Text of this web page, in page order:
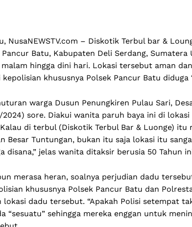
NusaNEWSTV.com – Diskotik Terbul bar &
Pancur Batu, Kabupaten Deli Serdang,
hingga dini hari. Lokasi tersebut aman
khususnya Polsek Pancur Batu diduga
warga Dusun Penungkiren Pulau Sari,
2024) sore. Diakui wanita paruh baya ini di
di terbul (Diskotik Terbul Bar & Luonge)
Besar Tuntungan, bukan itu saja lokasi itu
disana,” jelas wanita ditaksir berusia 50 Tahun
merasa heran, soalnya perjudian dadu
khususnya Polsek Pancur Batu dan
lokasi dadu tersebut. “Apakah Polisi setempat
“sesuatu” sehingga mereka enggan untuk